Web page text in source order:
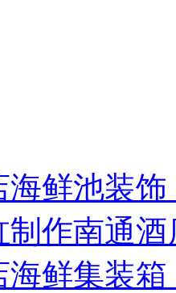
海鲜池装
作南通
海鲜集装